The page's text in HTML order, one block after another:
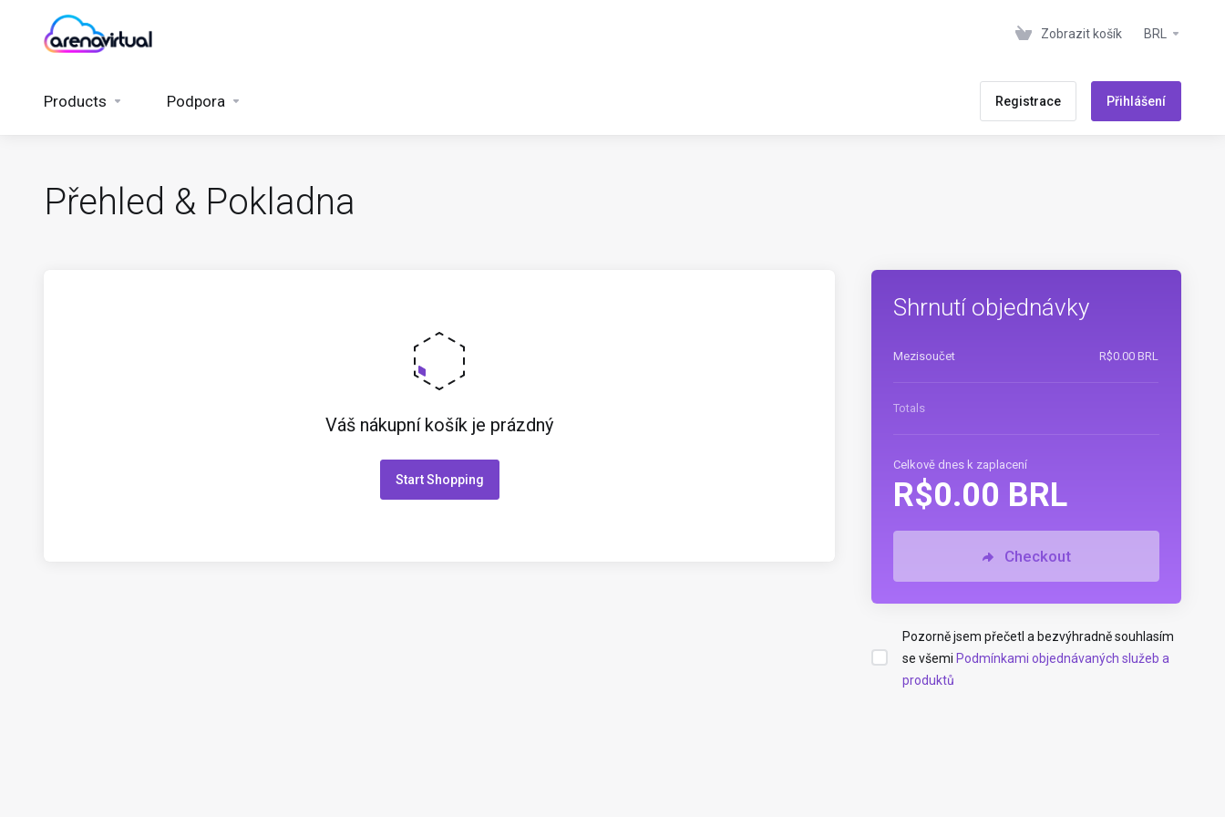
Zobrazit košík BRL
Products Podpora Registrace Přihlášení
Přehled & Pokladna
Váš nákupní košík je prázdný
Start Shopping
Shrnutí objednávky
Mezisoučet R$0.00 BRL
Totals
Celkově dnes k zaplacení
R$0.00 BRL
Checkout
Pozorně jsem přečetl a bezvýhradně souhlasím
se všemi Podmínkami objednávaných služeb a
produktů